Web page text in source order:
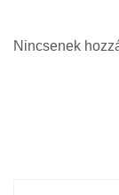
Nincsenek